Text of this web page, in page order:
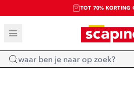
TOT 70% KORTING
SALE: LAATSTE
SHOP NIEUW
Home